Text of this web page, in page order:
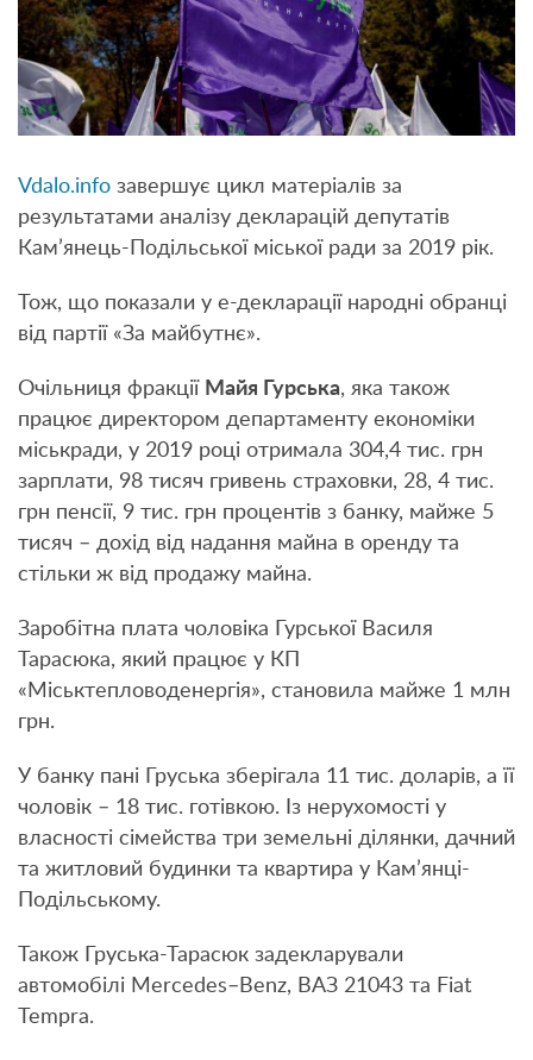
Vdalo.info завершує цикл матеріалів за
результатами аналізу декларацій депутатів
Кам’янець-Подільської міської ради за 2019 рік.
Тож, що показали у е-декларації народні обранці
від партії «За майбутнє».
Очільниця фракції Майя Гурська, яка також
працює директором департаменту економіки
міськради, у 2019 році отримала 304,4 тис. грн
зарплати, 98 тисяч гривень страховки, 28, 4 тис.
грн пенсії, 9 тис. грн процентів з банку, майже 5
тисяч – дохід від надання майна в оренду та
стільки ж від продажу майна.
Заробітна плата чоловіка Гурської Василя
Тарасюка, який працює у КП
«Міськтепловоденергія», становила майже 1 млн
грн.
У банку пані Груська зберігала 11 тис. доларів, а її
чоловік – 18 тис. готівкою. Із нерухомості у
власності сімейства три земельні ділянки, дачний
та житловий будинки та квартира у Кам’янці-
Подільському.
Також Груська-Тарасюк задекларували
автомобілі Mercedes–Benz, ВАЗ 21043 та Fiat
Tempra.